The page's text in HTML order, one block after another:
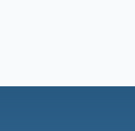
▸